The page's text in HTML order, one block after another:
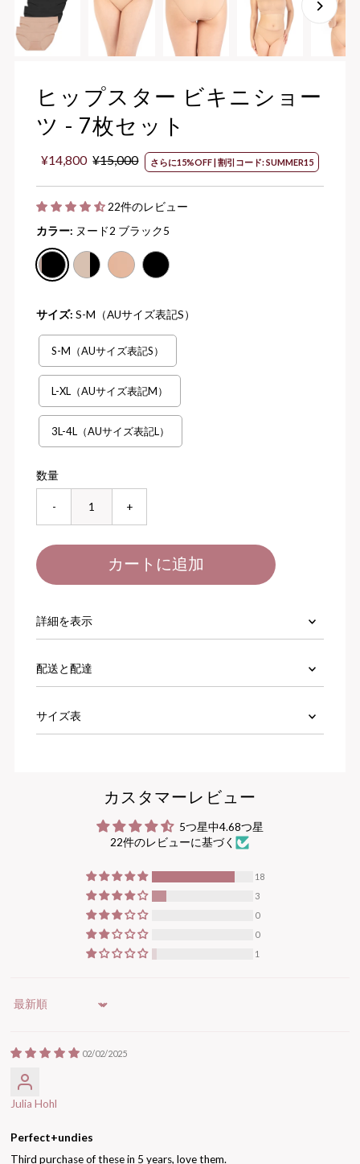
ヒップスター ビキニショー
ツ - 7枚セット
セ
価
格
¥14,800 通
格
¥15,000 さらに15%OFF | 割引コード: SUMMER15
22件のレビュー
カラー: ヌード2 ブラック5
サイズ: S-M（AUサイズ表記S）
S-M（AUサイズ表記S）
L-XL（AUサイズ表記M）
3L-4L（AUサイズ表記L）
数量
- +
詳細を表示
配送と配達
サイズ表
カスタマーレビュー
5つ星中4.68つ星
22件のレビューに基づく
18
3
0
0
1
Sort by
02/02/2025
Julia Hohl
Perfect+undies
Third purchase of these in 5 years, love them.